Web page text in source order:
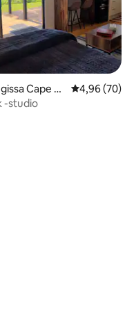
arvostelua
Cape Fo
4,96 (70)
-studio